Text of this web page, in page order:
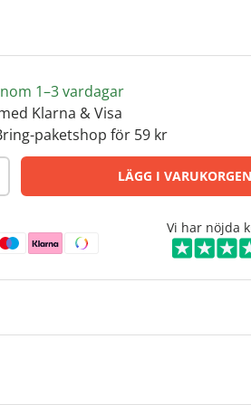
1–3 vardagar
Klarna & Visa
paketshop för 59 kr
LÄGG I VARUKORGEN
Vi har nöjda